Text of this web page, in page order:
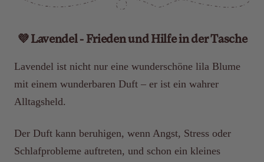
💜 Lavendel - Frieden und Hilfe in der Tasche
Lavendel ist nicht nur eine wunderschöne lila Blume
mit einem wunderbaren Duft – er ist ein wahrer
Alltagsheld.
Der Duft kann beruhigen, wenn Angst, Stress oder
Schlafprobleme auftreten, und schon ein kleines